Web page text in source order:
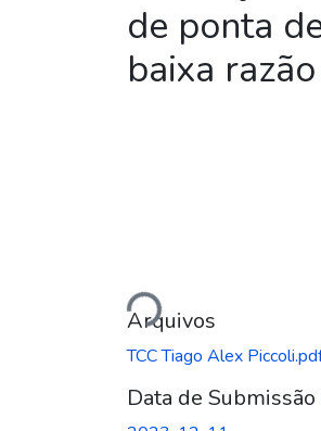
de ponta
baixa
Carregando...
Arquivos
TCC Tiago Alex
Data de Submissão